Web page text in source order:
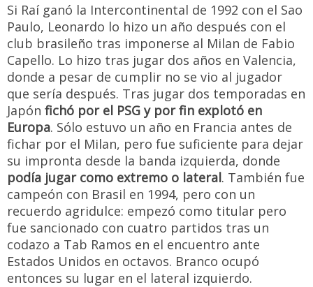
Si Raí ganó la Intercontinental de 1992 con el Sao
Paulo, Leonardo lo hizo un año después con el
club brasileño tras imponerse al Milan de Fabio
Capello. Lo hizo tras jugar dos años en Valencia,
donde a pesar de cumplir no se vio al jugador
que sería después. Tras jugar dos temporadas en
Japón fichó por el PSG y por fin explotó en
Europa. Sólo estuvo un año en Francia antes de
fichar por el Milan, pero fue suficiente para dejar
su impronta desde la banda izquierda, donde
podía jugar como extremo o lateral. También fue
campeón con Brasil en 1994, pero con un
recuerdo agridulce: empezó como titular pero
fue sancionado con cuatro partidos tras un
codazo a Tab Ramos en el encuentro ante
Estados Unidos en octavos. Branco ocupó
entonces su lugar en el lateral izquierdo.